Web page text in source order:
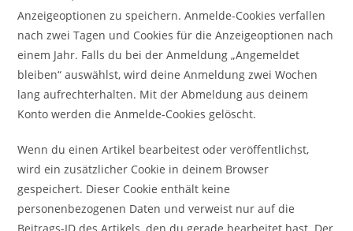
Anzeigeoptionen zu speichern. Anmelde-Cookies verfallen
nach zwei Tagen und Cookies für die Anzeigeoptionen nach
einem Jahr. Falls du bei der Anmeldung „Angemeldet
bleiben“ auswählst, wird deine Anmeldung zwei Wochen
lang aufrechterhalten. Mit der Abmeldung aus deinem
Konto werden die Anmelde-Cookies gelöscht.
Wenn du einen Artikel bearbeitest oder veröffentlichst,
wird ein zusätzlicher Cookie in deinem Browser
gespeichert. Dieser Cookie enthält keine
personenbezogenen Daten und verweist nur auf die